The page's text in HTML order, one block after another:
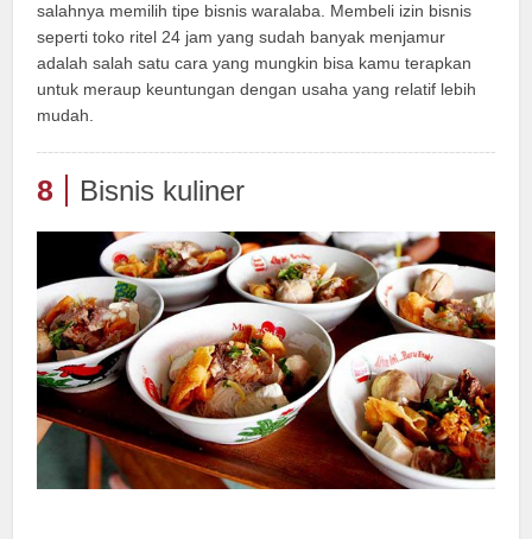
salahnya memilih tipe bisnis waralaba. Membeli izin bisnis
seperti toko ritel 24 jam yang sudah banyak menjamur
adalah salah satu cara yang mungkin bisa kamu terapkan
untuk meraup keuntungan dengan usaha yang relatif lebih
mudah.
8 Bisnis kuliner